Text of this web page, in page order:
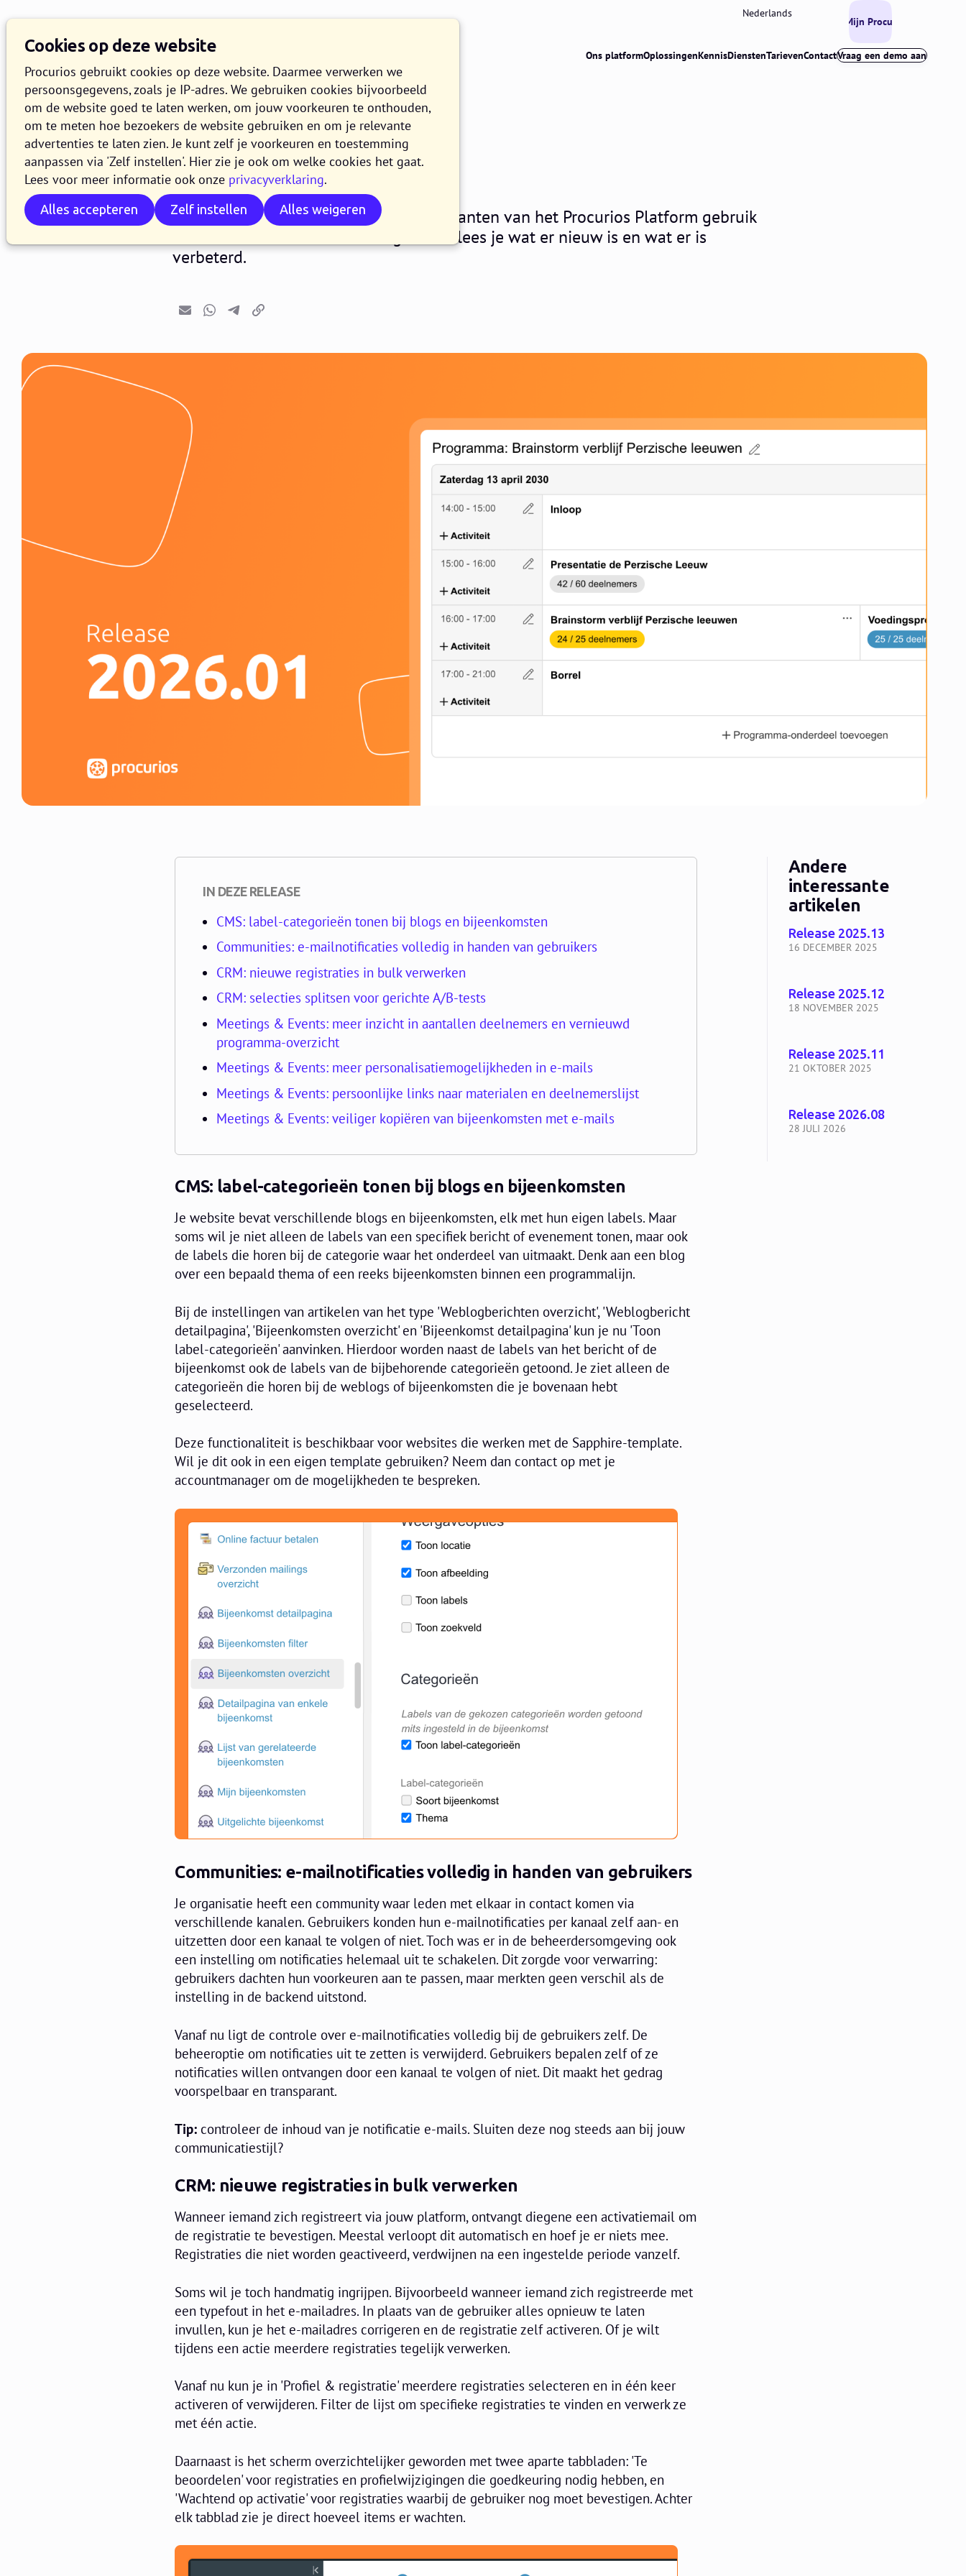
Cookies op deze website
Procurios gebruikt cookies op deze website. Daarmee verwerken we
persoonsgegevens, zoals je IP-adres. We gebruiken cookies bijvoorbeeld
om de website goed te laten werken, om jouw voorkeuren te onthouden,
om te meten hoe bezoekers de website gebruiken en om je relevante
advertenties te laten zien. Je kunt zelf je voorkeuren en toestemming
aanpassen via 'Zelf instellen'. Hier zie je ook om welke cookies het gaat.
Lees voor meer informatie ook onze privacyverklaring.
Alles accepteren Zelf instellen Alles weigeren
Ons platformOplossingenKennisDienstenTarievenContactVraag een demo aan
Nederlands
Mijn Procurios
Release 2026.01
13 JANUARI 2026 6 MINUTEN LEZEN
In de loop van 13 januari maken alle klanten van het Procurios Platform gebruik
van release 2026.01. In dit blogbericht lees je wat er nieuw is en wat er is
verbeterd.
E-mailWhatsapp
TelegramKopieer link
IN DEZE RELEASE
CMS: label-categorieën tonen bij blogs en bijeenkomsten
Communities: e-mailnotificaties volledig in handen van gebruikers
CRM: nieuwe registraties in bulk verwerken
CRM: selecties splitsen voor gerichte A/B-tests
Meetings & Events: meer inzicht in aantallen deelnemers en vernieuwd
programma-overzicht
Meetings & Events: meer personalisatiemogelijkheden in e-mails
Meetings & Events: persoonlijke links naar materialen en deelnemerslijst
Meetings & Events: veiliger kopiëren van bijeenkomsten met e-mails
CMS: label-categorieën tonen bij blogs en bijeenkomsten
Je website bevat verschillende blogs en bijeenkomsten, elk met hun eigen labels. Maar
soms wil je niet alleen de labels van een specifiek bericht of evenement tonen, maar ook
de labels die horen bij de categorie waar het onderdeel van uitmaakt. Denk aan een blog
over een bepaald thema of een reeks bijeenkomsten binnen een programmalijn.
Bij de instellingen van artikelen van het type 'Weblogberichten overzicht', 'Weblogbericht
detailpagina', 'Bijeenkomsten overzicht' en 'Bijeenkomst detailpagina' kun je nu 'Toon
label-categorieën' aanvinken. Hierdoor worden naast de labels van het bericht of de
bijeenkomst ook de labels van de bijbehorende categorieën getoond. Je ziet alleen de
categorieën die horen bij de weblogs of bijeenkomsten die je bovenaan hebt
geselecteerd.
Deze functionaliteit is beschikbaar voor websites die werken met de Sapphire-template.
Wil je dit ook in een eigen template gebruiken? Neem dan contact op met je
accountmanager om de mogelijkheden te bespreken.
Communities: e-mailnotificaties volledig in handen van gebruikers
Je organisatie heeft een community waar leden met elkaar in contact komen via
verschillende kanalen. Gebruikers konden hun e-mailnotificaties per kanaal zelf aan- en
uitzetten door een kanaal te volgen of niet. Toch was er in de beheerdersomgeving ook
een instelling om notificaties helemaal uit te schakelen. Dit zorgde voor verwarring:
gebruikers dachten hun voorkeuren aan te passen, maar merkten geen verschil als de
instelling in de backend uitstond.
Vanaf nu ligt de controle over e-mailnotificaties volledig bij de gebruikers zelf. De
beheeroptie om notificaties uit te zetten is verwijderd. Gebruikers bepalen zelf of ze
notificaties willen ontvangen door een kanaal te volgen of niet. Dit maakt het gedrag
voorspelbaar en transparant.
Tip: controleer de inhoud van je notificatie e-mails. Sluiten deze nog steeds aan bij jouw
communicatiestijl?
CRM: nieuwe registraties in bulk verwerken
Wanneer iemand zich registreert via jouw platform, ontvangt diegene een activatiemail om
de registratie te bevestigen. Meestal verloopt dit automatisch en hoef je er niets mee.
Registraties die niet worden geactiveerd, verdwijnen na een ingestelde periode vanzelf.
Soms wil je toch handmatig ingrijpen. Bijvoorbeeld wanneer iemand zich registreerde met
een typefout in het e-mailadres. In plaats van de gebruiker alles opnieuw te laten
invullen, kun je het e-mailadres corrigeren en de registratie zelf activeren. Of je wilt
tijdens een actie meerdere registraties tegelijk verwerken.
Vanaf nu kun je in 'Profiel & registratie' meerdere registraties selecteren en in één keer
activeren of verwijderen. Filter de lijst om specifieke registraties te vinden en verwerk ze
met één actie.
Daarnaast is het scherm overzichtelijker geworden met twee aparte tabbladen: 'Te
beoordelen' voor registraties en profielwijzigingen die goedkeuring nodig hebben, en
'Wachtend op activatie' voor registraties waarbij de gebruiker nog moet bevestigen. Achter
elk tabblad zie je direct hoeveel items er wachten.
Andere
interessante
artikelen
16 DECEMBER 2025
Release 2025.13
18 NOVEMBER 2025
Release 2025.12
21 OKTOBER 2025
Release 2025.11
28 JULI 2026
Release 2026.08